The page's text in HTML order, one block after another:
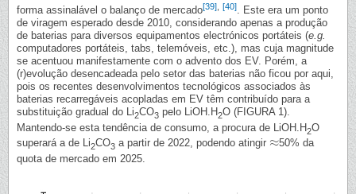
forma assinalável o balanço de mercado[39] [40]. Este era um ponto
de viragem esperado desde 2010, considerando apenas a produção
de baterias para diversos equipamentos electrónicos portáteis (e.g.
computadores portáteis, tabs, telemóveis, etc.), mas cuja magnitude
se acentuou manifestamente com o advento dos EV. Porém, a
(r)evolução desencadeada pelo setor das baterias não ficou por aqui,
pois os recentes desenvolvimentos tecnológicos associados às
baterias recarregáveis acopladas em EV têm contribuído para a
substituição gradual do Li2CO3 pelo LiOH.H2O (FIGURA 1).
Mantendo-se esta tendência de consumo, a procura de LiOH.H2O
superará a de Li2CO3 a partir de 2022, podendo atingir ≈
≈ 50% da
quota de mercado em 2025.